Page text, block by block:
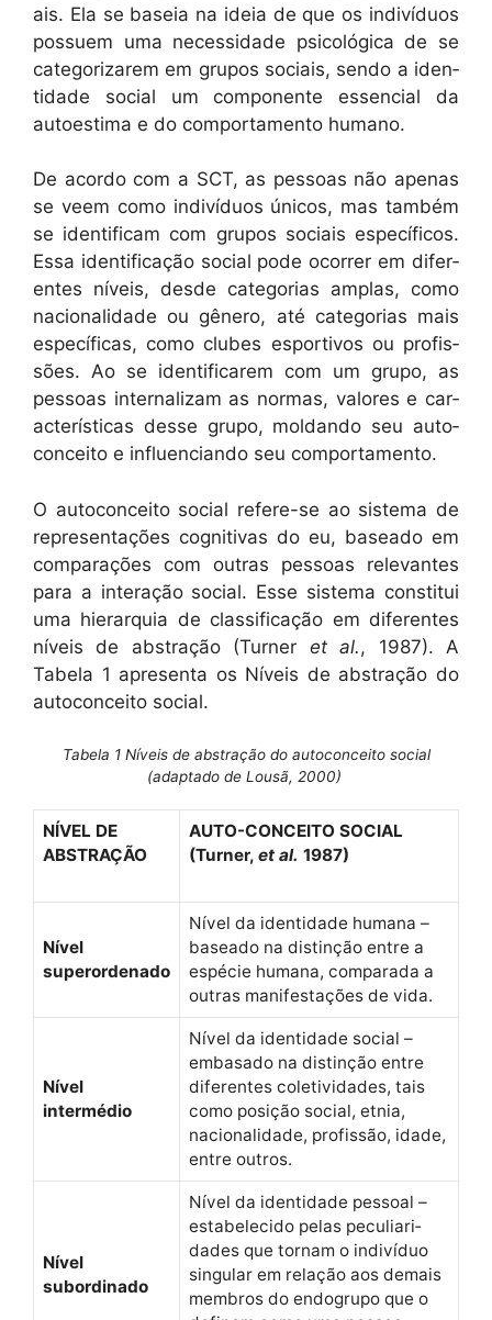
ais. Ela se baseia na ideia de que os indi­ví­du­os
pos­suem uma neces­si­dade psi­cológ­i­ca de se
cat­e­go­rizarem em gru­pos soci­ais, sendo a iden­
ti­dade social um com­po­nente essen­cial da
autoes­ti­ma e do com­por­ta­men­to humano.
De acor­do com a SCT, as pes­soas não ape­nas
se veem como indi­ví­du­os úni­cos, mas tam­bém
se iden­ti­fi­cam com gru­pos soci­ais especí­fi­cos.
Essa iden­ti­fi­cação social pode ocor­rer em difer­
entes níveis, des­de cat­e­go­rias amplas, como
nacional­i­dade ou gênero, até cat­e­go­rias mais
especí­fi­cas, como clubes esportivos ou profis­
sões. Ao se iden­ti­fi­carem com um grupo, as
pes­soas inter­nal­izam as nor­mas, val­ores e car­
ac­terís­ti­cas desse grupo, moldan­do seu auto­
con­ceito e influ­en­cian­do seu comportamento.
O auto­con­ceito social ref­ere-se ao sis­tema de
rep­re­sen­tações cog­ni­ti­vas do eu, basea­do em
com­para­ções com out­ras pes­soas rel­e­vantes
para a inter­ação social. Esse sis­tema con­sti­tui
uma hier­ar­quia de clas­si­fi­cação em difer­entes
níveis de abstração (Turn­er et al., 1987). A
Tabela 1 apre­sen­ta os Níveis de abstração do
auto­con­ceito social.
Tabela 1 Níveis de abstração do autoconceito social
(adaptado de Lousã, 2000)
NÍVEL DE
ABSTRAÇÃO
AUTO-CONCEITO SOCIAL
(Turn­er, et al. 1987)
Nív­el
superordenado
Nív­el da iden­ti­dade humana –
basea­do na dis­tinção entre a
espé­cie humana, com­para­da a
out­ras man­i­fes­tações de vida.
Nív­el
intermédio
Nív­el da iden­ti­dade social –
embasa­do na dis­tinção entre
difer­entes cole­tivi­dades, tais
como posição social, etnia,
nacional­i­dade, profis­são, idade,
entre outros.
Nív­el
subordinado
Nív­el da iden­ti­dade pes­soal –
esta­b­ele­ci­do pelas pecu­liari­
dades que tor­nam o indi­ví­duo
sin­gu­lar em relação aos demais
mem­bros do endo­grupo que o